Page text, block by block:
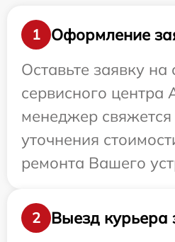
1
Оформление
Оставьте заявку на
сервисного
менеджер
уточнения
ремонта Вашего
2
Выезд курьера